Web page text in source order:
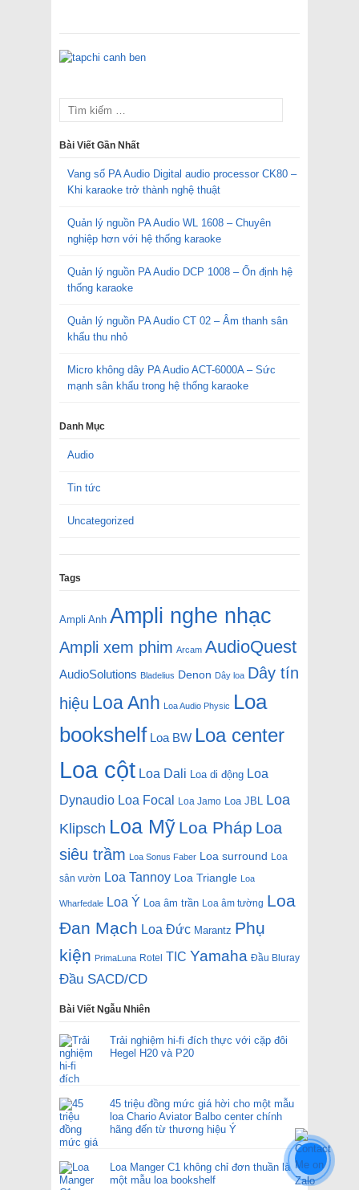
Bài Viết Gần Nhất
Vang số PA Audio Digital audio processor CK80 –
Khi karaoke trở thành nghệ thuật
Quản lý nguồn PA Audio WL 1608 – Chuyên
nghiệp hơn với hệ thống karaoke
Quản lý nguồn PA Audio DCP 1008 – Ổn định hệ
thống karaoke
Quản lý nguồn PA Audio CT 02 – Âm thanh sân
khấu thu nhỏ
Micro không dây PA Audio ACT-6000A – Sức
mạnh sân khấu trong hệ thống karaoke
Danh Mục
Audio
Tin tức
Uncategorized
Tags
Ampli Anh Ampli nghe nhạc
Ampli xem phim Arcam AudioQuest
AudioSolutions Bladelius Denon Dây loa Dây tín
hiệu Loa Anh Loa Audio Physic Loa
bookshelf Loa BW Loa center
Loa cột Loa Dali Loa di động Loa
Dynaudio Loa Focal Loa Jamo Loa JBL Loa
Klipsch Loa Mỹ Loa Pháp Loa
siêu trầm Loa Sonus Faber Loa surround Loa
sân vườn Loa Tannoy Loa Triangle Loa
Wharfedale Loa Ý Loa âm trần Loa âm tường Loa
Đan Mạch Loa Đức Marantz Phụ
kiện PrimaLuna Rotel TIC Yamaha Đầu Bluray
Đầu SACD/CD
Bài Viết Ngẫu Nhiên
Trải nghiệm hi-fi đích thực với cặp đôi
Hegel H20 và P20
45 triệu đồng mức giá hời cho một mẫu
loa Chario Aviator Balbo center chính
hãng đến từ thương hiệu Ý
Loa Manger C1 không chỉ đơn thuần là
một mẫu loa bookshelf